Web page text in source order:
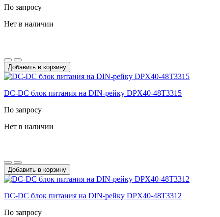
По запросу
Нет в наличии
Добавить в корзину
DC-DС блок питания на DIN-рейку DPX40-48T3315
По запросу
Нет в наличии
Добавить в корзину
DC-DС блок питания на DIN-рейку DPX40-48T3312
По запросу